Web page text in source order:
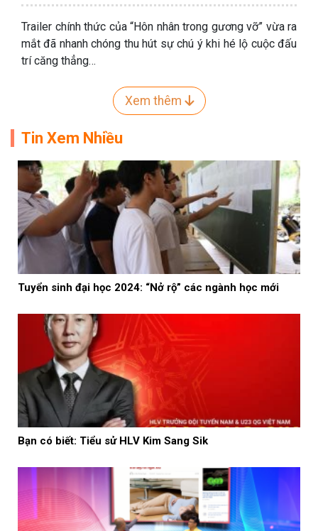
Trailer chính thức của “Hôn nhân trong gương vỡ” vừa ra
mắt đã nhanh chóng thu hút sự chú ý khi hé lộ cuộc đấu
trí căng thẳng…
Xem thêm
Tin Xem Nhiều
Tuyển sinh đại học 2024: “Nở rộ” các ngành học mới
Bạn có biết: Tiểu sử HLV Kim Sang Sik